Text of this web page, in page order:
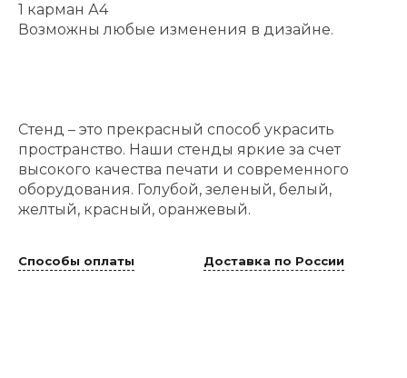
1 карман А4
Возможны любые изменения в дизайне.
Стенд – это прекрасный способ украсить
пространство. Наши стенды яркие за счет
высокого качества печати и современного
оборудования. Голубой, зеленый, белый,
желтый, красный, оранжевый.
Способы оплаты Доставка по России